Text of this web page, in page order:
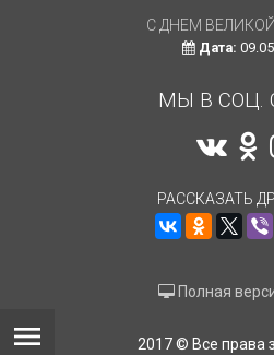
От всей души поздравляем Вас с
праздником 9 мая! В память о
С ДНЕМ
Дата:
МЫ В СОЦ.
РАССКАЗАТЬ
Полная
2017 © Все права